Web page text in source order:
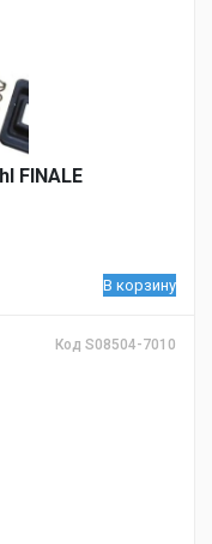
FINALE
В корзину
Код S08504-7010